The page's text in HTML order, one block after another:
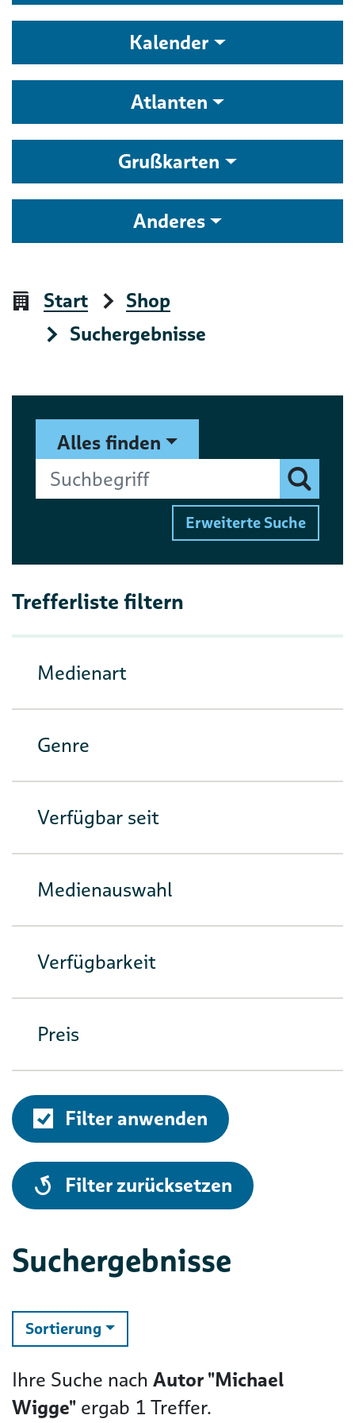
Kalender
Atlanten
Grußkarten
Anderes
Start
Shop
Suchergebnisse
Suchformular
Alles finden
Suchbegriff
Finden
Erweiterte Suche
Trefferliste filtern
Medienart
Genre
Verfügbar seit
Medienauswahl
Verfügbarkeit
Preis
Filter anwenden
alle
Filter zurücksetzen
Suchergebnisse
Sortierung ändern
Ihre Suche nach Autor "Michael
Wigge" ergab 1 Treffer.